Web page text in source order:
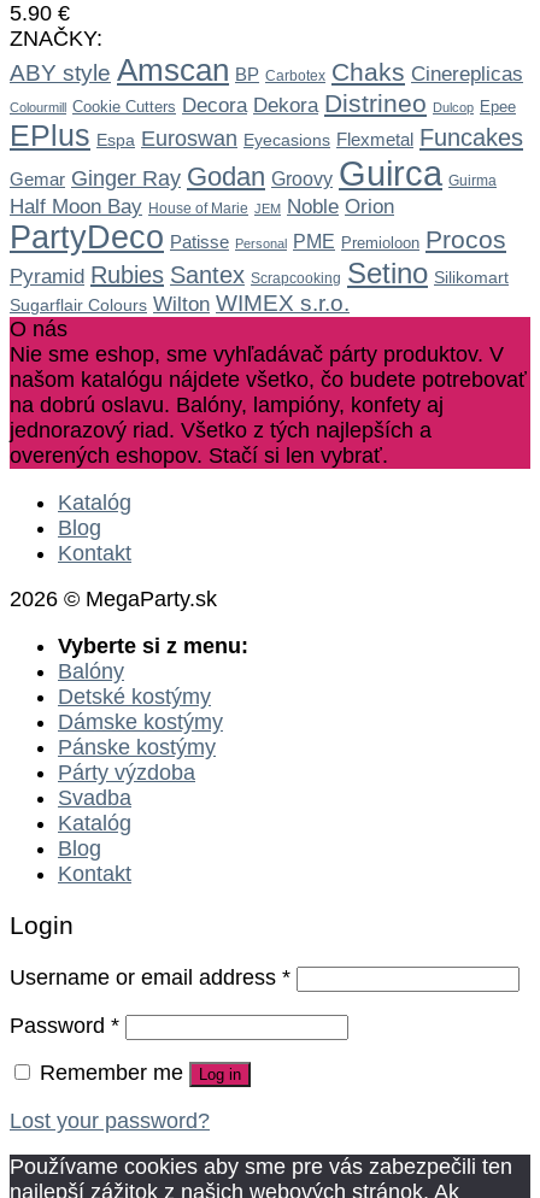
5.90 €
ZNAČKY:
ABY style Amscan BP Carbotex Chaks Cinereplicas
Colourmill Cookie Cutters Decora Dekora Distrineo Dulcop Epee
EPlus Espa Euroswan Eyecasions Flexmetal Funcakes
Gemar Ginger Ray Godan Groovy Guirca Guirma
Half Moon Bay House of Marie JEM Noble Orion
PartyDeco Patisse Personal PME Premioloon Procos
Pyramid Rubies Santex Scrapcooking Setino Silikomart
Sugarflair Colours Wilton WIMEX s.r.o.
O nás
Nie sme eshop, sme vyhľadávač párty produktov. V
našom katalógu nájdete všetko, čo budete potrebovať
na dobrú oslavu. Balóny, lampióny, konfety aj
jednorazový riad. Všetko z tých najlepších a
overených eshopov. Stačí si len vybrať.
Katalóg
Blog
Kontakt
2026 © MegaParty.sk
Vyberte si z menu:
Balóny
Detské kostýmy
Dámske kostýmy
Pánske kostýmy
Párty výzdoba
Svadba
Katalóg
Blog
Kontakt
Login
Username or email address *
Password *
Remember me
Log in
Lost your password?
Používame cookies aby sme pre vás zabezpečili ten
najlepší zážitok z našich webových stránok. Ak